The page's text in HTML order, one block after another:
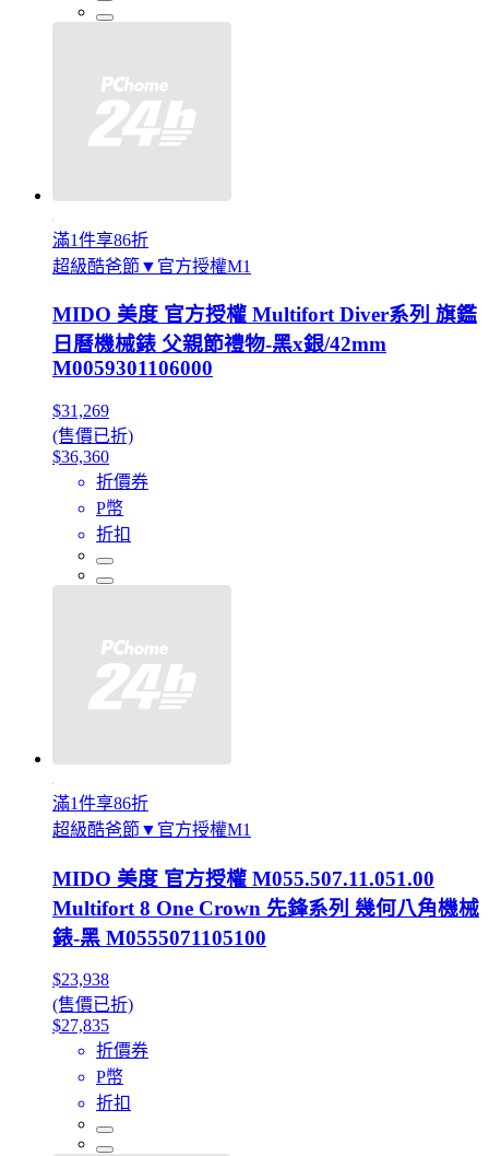
滿1件享86折
超級酷爸節▼官方授權M1
MIDO 美度 官方授權 Multifort Diver系列 旗鑑
日曆機械錶 父親節禮物-黑x銀/42mm
M0059301106000
$31,269
(售價已折)
$36,360
折價券
P幣
折扣
滿1件享86折
超級酷爸節▼官方授權M1
MIDO 美度 官方授權 M055.507.11.051.00
Multifort 8 One Crown 先鋒系列 幾何八角機械
錶-黑 M0555071105100
$23,938
(售價已折)
$27,835
折價券
P幣
折扣